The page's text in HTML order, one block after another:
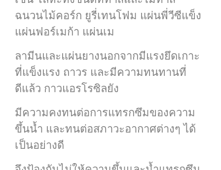
ฉนวนไม้คอร์ก ยูรี่เทนโฟม แผ่นพี่วีซีแข็ง
แผ่นฟอร์เมก้า แผ่นเม
ลามีนและแผ่นยางนอกจากมีแรงยึดเกาะ
ที่แข็งแรง ถาวร และมีความทนทานที่
ดีแล้ว กาวแอรโรซิลยัง
มีความคงทนต่อการแทรกซึมของความ
ขึ้นน้ำ และทนต่อสภาวะอากาศต่างๆ ได้
เป็นอย่างดี